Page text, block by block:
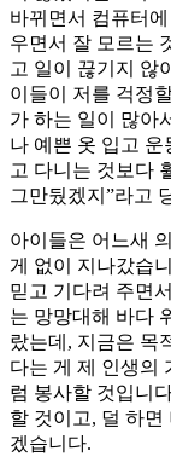
바뀌면서 컴퓨터
우면서 잘 모르는
고 일이 끊기지 않
이들이 저를 걱정
가 하는 일이 많아
나 예쁜 옷 입고 운
고 다니는 것보다
그만뒀겠지”라고
아이들은 어느새
게 없이 지나갔습
믿고 기다려 주면
는 망망대해 바다
랐는데, 지금은 목
다는 게 제 인생의
럼 봉사할 것입니
할 것이고, 덜 하
겠습니다.